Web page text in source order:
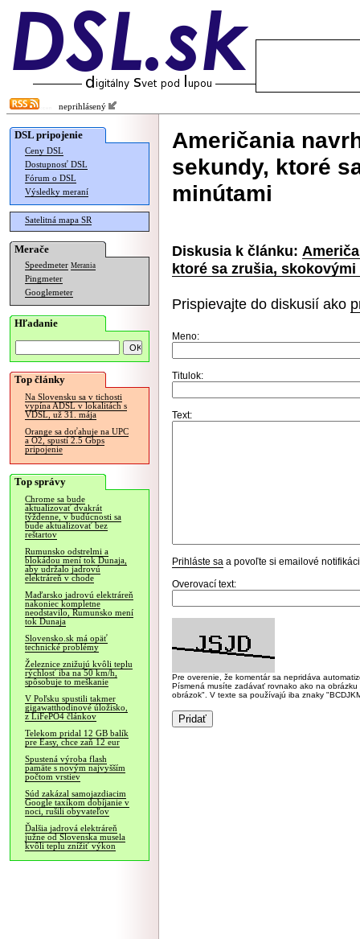
neprihlásený
DSL pripojenie
Ceny DSL
Dostupnosť DSL
Fórum o DSL
Výsledky meraní
Satelitná mapa SR
Merače
Speedmeter Merania
Pingmeter
Googlemeter
Hľadanie
Top články
Na Slovensku sa v tichosti
vypína ADSL v lokalitách s
VDSL, už 31. mája
Orange sa doťahuje na UPC
a O2, spustí 2.5 Gbps
pripojenie
Top správy
Chrome sa bude
aktualizovať dvakrát
týždenne, v budúcnosti sa
bude aktualizovať bez
reštartov
Rumunsko odstrelmi a
blokádou mení tok Dunaja,
aby udržalo jadrovú
elektráreň v chode
Maďarsko jadrovú elektráreň
nakoniec kompletne
neodstavilo, Rumunsko mení
tok Dunaja
Slovensko.sk má opäť
technické problémy
Železnice znižujú kvôli teplu
rýchlosť iba na 50 km/h,
spôsobuje to meškanie
V Poľsku spustili takmer
gigawatthodinové úložisko,
z LiFePO4 článkov
Telekom pridal 12 GB balík
pre Easy, chce zaň 12 eur
Spustená výroba flash
pamäte s novým najvyšším
počtom vrstiev
Súd zakázal samojazdiacim
Google taxíkom dobíjanie v
noci, rušili obyvateľov
Ďalšia jadrová elektráreň
južne od Slovenska musela
kvôli teplu znížiť výkon
Američania
sekundy, ktoré
minútami
Diskusia k článku:
ktoré sa zrušia,
Prispievajte do diskusií ako
Meno:
Titulok:
Text:
Prihláste sa a povoľte si emailové
Overovací text:
Pre overenie, že komentár sa nepridáva
Písmená musíte zadávať rovnako ako na
obrázok". V texte sa používajú iba znaky